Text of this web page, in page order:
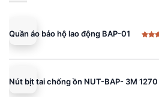
Quần áo bảo hộ lao động BAP-01
5 sao
Giá
gốc
là:
Giá
hiện
tại
195.000 ₫.
Nút bịt tai chống ồn NUT-BAP- 3M 1270